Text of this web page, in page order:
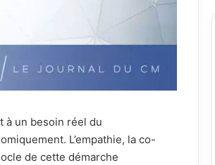
à un besoin réel du
L’empathie, la co-
de cette démarche